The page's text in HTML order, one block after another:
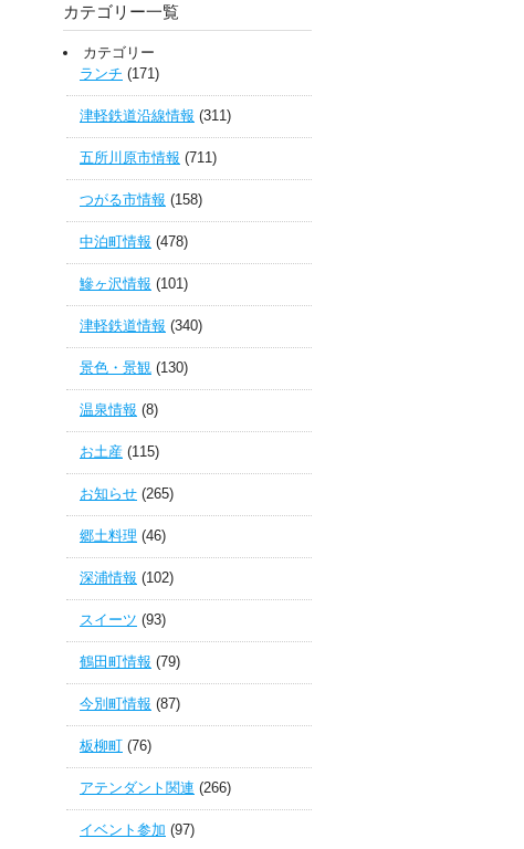
カテゴリー一覧
カテゴリー
ランチ (171)
津軽鉄道沿線情報 (311)
五所川原市情報 (711)
つがる市情報 (158)
中泊町情報 (478)
鰺ヶ沢情報 (101)
津軽鉄道情報 (340)
景色・景観 (130)
温泉情報 (8)
お土産 (115)
お知らせ (265)
郷土料理 (46)
深浦情報 (102)
スイーツ (93)
鶴田町情報 (79)
今別町情報 (87)
板柳町 (76)
アテンダント関連 (266)
イベント参加 (97)